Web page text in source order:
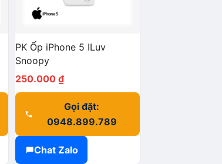
PK Ốp iPhone 5 ILuv
Snoopy
250.000 ₫
Gọi đặt:
0948.899.789
Chat Zalo